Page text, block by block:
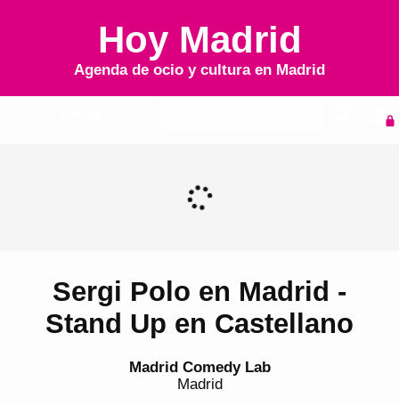
Hoy Madrid
Agenda de ocio y cultura en Madrid
Sergi Polo en Madrid -
Stand Up en Castellano
Madrid Comedy Lab
Madrid